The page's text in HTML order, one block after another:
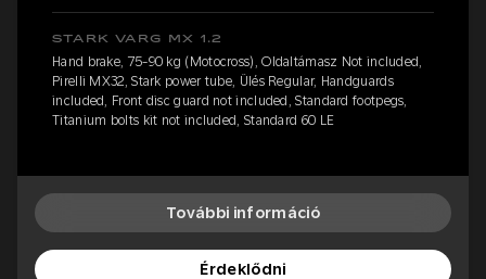
STARK VARG MX 1.2
Hand brake, 75-90 kg (Motocross), Oldaltámasz Not included,
Pirelli MX32, Stark power tube, Ülés Regular, Handguards
included, Front disc guard not included, Standard footpegs,
Titanium bolts kit not included, Standard 60 LE
További információ
Érdeklődni